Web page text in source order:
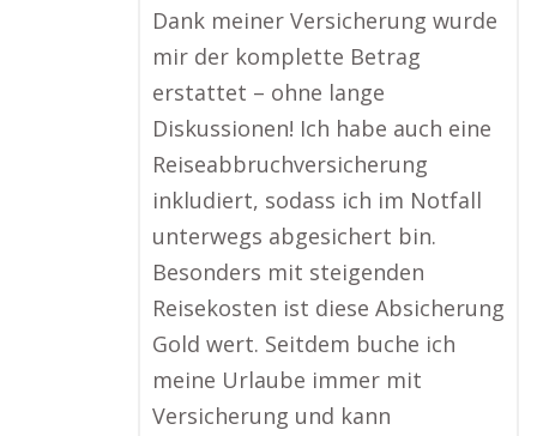
Dank meiner Versicherung wurde
mir der komplette Betrag
erstattet – ohne lange
Diskussionen! Ich habe auch eine
Reiseabbruchversicherung
inkludiert, sodass ich im Notfall
unterwegs abgesichert bin.
Besonders mit steigenden
Reisekosten ist diese Absicherung
Gold wert. Seitdem buche ich
meine Urlaube immer mit
Versicherung und kann